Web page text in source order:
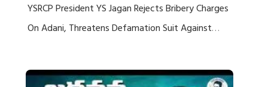
YSRCP President YS Jagan Rejects Bribery Charges
On Adani, Threatens Defamation Suit Against